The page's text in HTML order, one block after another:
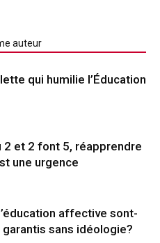
auteur
qui humilie l’Éducation
2 et 2 font 5, réapprendre
une urgence
affective sont-
sans idéologie?